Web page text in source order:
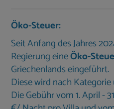
Öko-Steuer:
Seit Anfang des Jahres
Regierung eineÖko-
Griechenlands eingeführt.
Diese wird nach
Die Gebühr vom 1. April -